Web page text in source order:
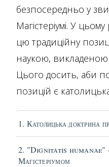
безпосередньо у
Магістеріумі. У
цю традиційну
наукою,
Цього досить, аби
позицій є
1. Католицька доктрина
2. "Dignitatis humanae"
Магістеріумом